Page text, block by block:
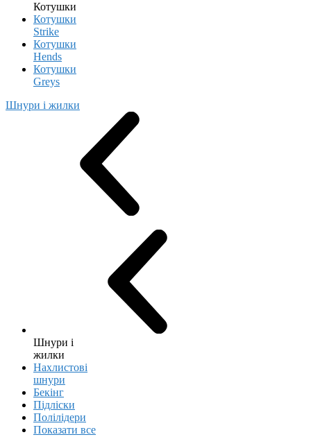
Котушки
Котушки
Strike
Котушки
Hends
Котушки
Greys
Шнури і жилки
Шнури і
жилки
Нахлистові
шнури
Бекінг
Підліски
Полілідери
Показати все